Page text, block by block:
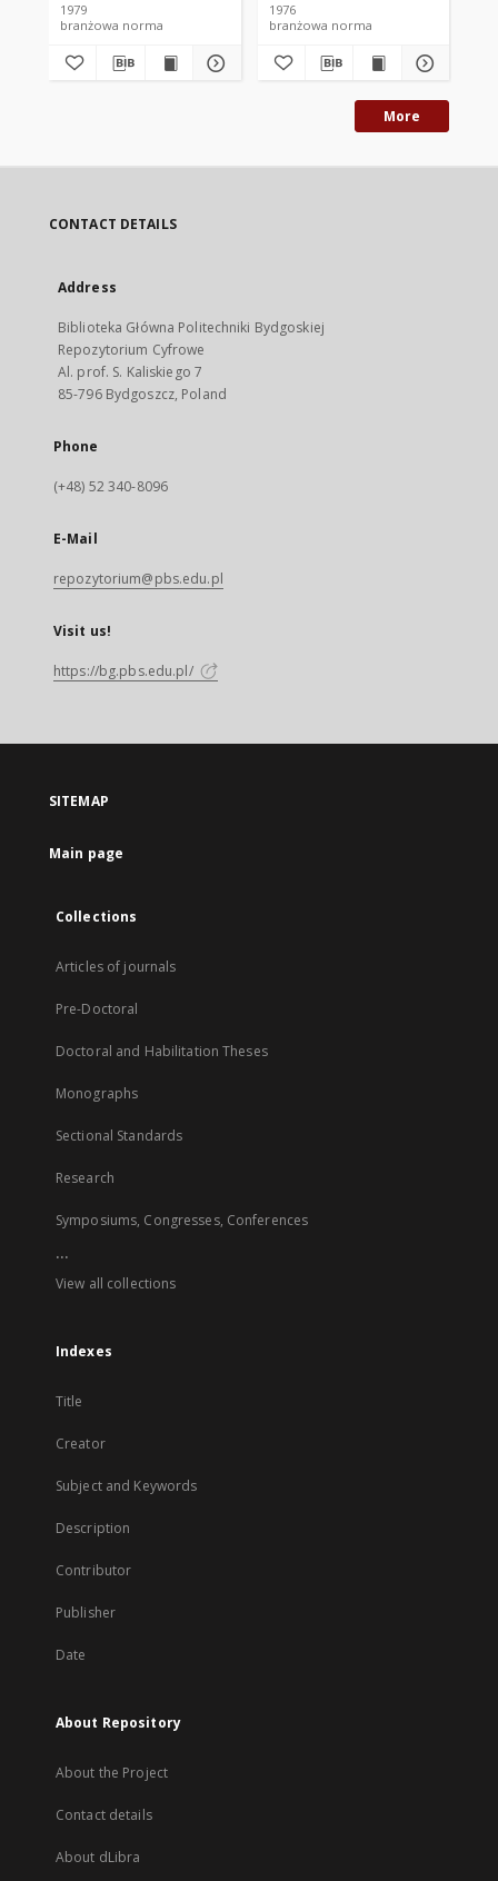
1979
branżowa norma
1976
branżowa norma
More
CONTACT DETAILS
Address
Biblioteka Główna Politechniki Bydgoskiej
Repozytorium Cyfrowe
Al. prof. S. Kaliskiego 7
85-796 Bydgoszcz, Poland
Phone
(+48) 52 340-8096
E-Mail
repozytorium@pbs.edu.pl
Visit us!
https://bg.pbs.edu.pl/
SITEMAP
Main page
Collections
Articles of journals
Pre-Doctoral
Doctoral and Habilitation Theses
Monographs
Sectional Standards
Research
Symposiums, Congresses, Conferences
...
View all collections
Indexes
Title
Creator
Subject and Keywords
Description
Contributor
Publisher
Date
About Repository
About the Project
Contact details
About dLibra